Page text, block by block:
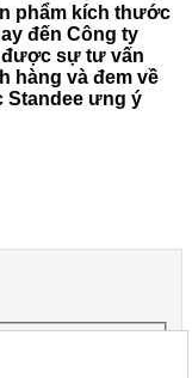
phẩm kích thước
đến Công ty
được sự tư vấn
hàng và đem về
Standee ưng ý